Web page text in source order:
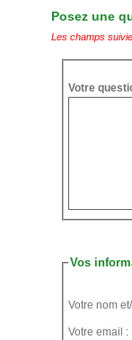
Posez une
Les champs
Votre
Vos
Votre nom
Votre email :